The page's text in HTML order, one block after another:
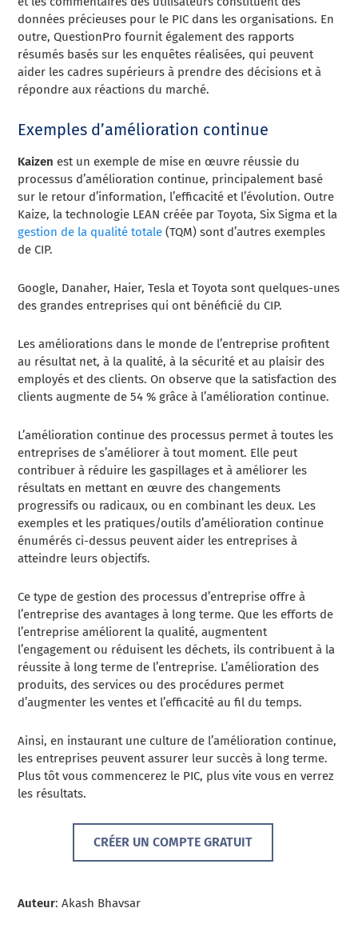
données précieuses pour le PIC dans les organisations. En
outre, QuestionPro fournit également des rapports
résumés basés sur les enquêtes réalisées, qui peuvent
aider les cadres supérieurs à prendre des décisions et à
répondre aux réactions du marché.
Exemples d’amélioration continue
Kaizen est un exemple de mise en œuvre réussie du
processus d’amélioration continue, principalement basé
sur le retour d’information, l’efficacité et l’évolution. Outre
Kaize, la technologie LEAN créée par Toyota, Six Sigma et la
gestion de la qualité totale (TQM) sont d’autres exemples
de CIP.
Google, Danaher, Haier, Tesla et Toyota sont quelques-unes
des grandes entreprises qui ont bénéficié du CIP.
Les améliorations dans le monde de l’entreprise profitent
au résultat net, à la qualité, à la sécurité et au plaisir des
employés et des clients. On observe que la satisfaction des
clients augmente de 54 % grâce à l’amélioration continue.
L’amélioration continue des processus permet à toutes les
entreprises de s’améliorer à tout moment. Elle peut
contribuer à réduire les gaspillages et à améliorer les
résultats en mettant en œuvre des changements
progressifs ou radicaux, ou en combinant les deux. Les
exemples et les pratiques/outils d’amélioration continue
énumérés ci-dessus peuvent aider les entreprises à
atteindre leurs objectifs.
Ce type de gestion des processus d’entreprise offre à
l’entreprise des avantages à long terme. Que les efforts de
l’entreprise améliorent la qualité, augmentent
l’engagement ou réduisent les déchets, ils contribuent à la
réussite à long terme de l’entreprise. L’amélioration des
produits, des services ou des procédures permet
d’augmenter les ventes et l’efficacité au fil du temps.
Ainsi, en instaurant une culture de l’amélioration continue,
les entreprises peuvent assurer leur succès à long terme.
Plus tôt vous commencerez le PIC, plus vite vous en verrez
les résultats.
CRÉER UN COMPTE GRATUIT
Auteur: Akash Bhavsar